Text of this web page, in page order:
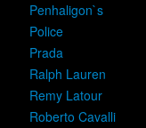
Penhaligon`s
Police
Prada
Ralph Lauren
Remy Latour
Roberto Cavalli